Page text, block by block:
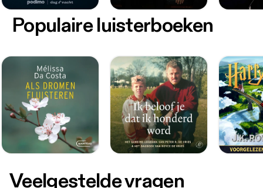
Populaire luisterboeken
Veelgestelde vragen